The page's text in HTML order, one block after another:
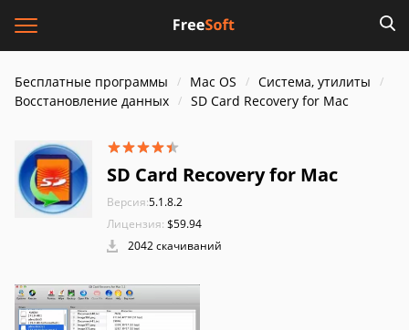
Бесплатные программы Mac OS
Система, утилиты
Восстановление данных
SD Card Recovery for Mac
SD Card Recovery for Mac
Версия:5.1.8.2
Лицензия: $59.94
2042 скачиваний